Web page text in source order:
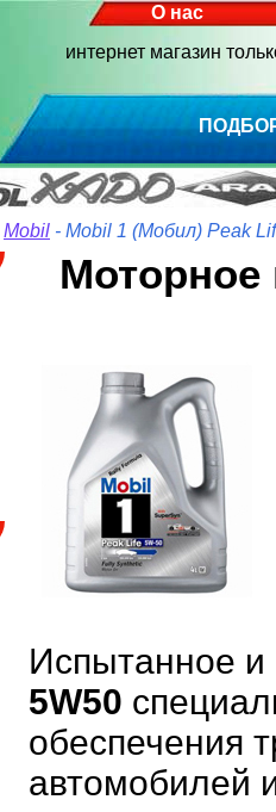
О нас
интернет магазин
Mobil - Mobil 1 (Мобил) Peak
Моторное
Испытанное
5W50
обеспечения
автомобилей